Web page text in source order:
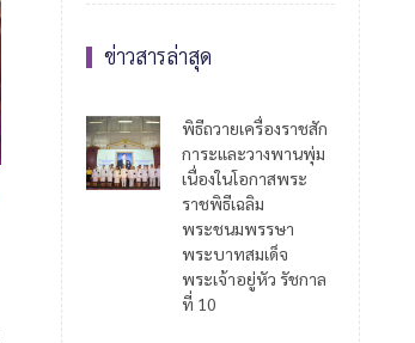
ข่าวสารล่าสุด
พิธีถวายเครื่องราชสัก
การะและวางพานพุ่ม
เนื่องในโอกาสพระ
ราชพิธีเฉลิม
พระชนมพรรษา
พระบาทสมเด็จ
พระเจ้าอยู่หัว รัชกาล
ที่ 10